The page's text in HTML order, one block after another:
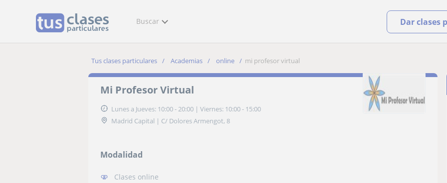
Buscar Dar clases
Tus clases particulares Academias online mi profesor virtual
Mi Profesor Virtual
Lunes a Jueves: 10:00 - 20:00 | Viernes: 10:00 - 15:00
Madrid Capital | C/ Dolores Armengot, 8
Modalidad
Clases online